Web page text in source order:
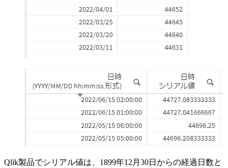
Qlik製品でシリアル値は、1899年12月30日からの経過日数と